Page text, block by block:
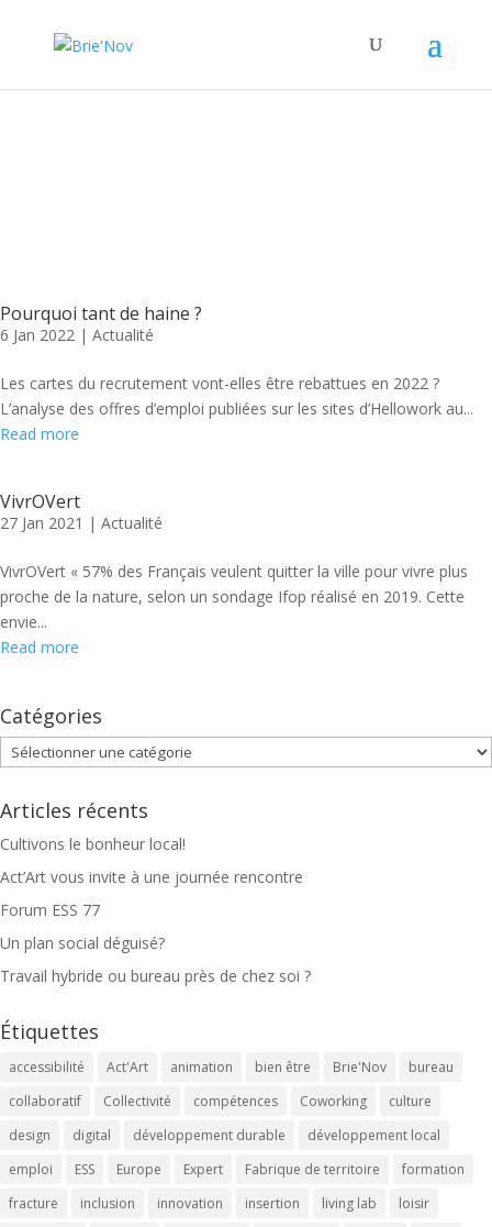
Pourquoi tant de haine ?
6 Jan 2022 | Actualité
Les cartes du recrutement vont-elles être rebattues en 2022 ?
L’analyse des offres d’emploi publiées sur les sites d’Hellowork au...
Read more
VivrOVert
27 Jan 2021 | Actualité
VivrOVert « 57% des Français veulent quitter la ville pour vivre plus
proche de la nature, selon un sondage Ifop réalisé en 2019. Cette
envie...
Read more
Catégories
Catégories
Articles récents
Cultivons le bonheur local!
Act’Art vous invite à une journée rencontre
Forum ESS 77
Un plan social déguisé?
Travail hybride ou bureau près de chez soi ?
Étiquettes
accessibilité Act'Art animation bien être Brie'Nov
bureau
collaboratif
Collectivité compétences Coworking
culture
design
digital développement durable
développement local
emploi
ESS Europe Expert Fabrique de territoire
formation
fracture
inclusion innovation insertion living lab
loisir